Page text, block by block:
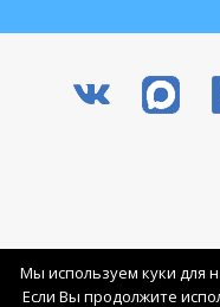
Все права защищены ©
Вход для
Мы используем куки для
Если Вы продолжите